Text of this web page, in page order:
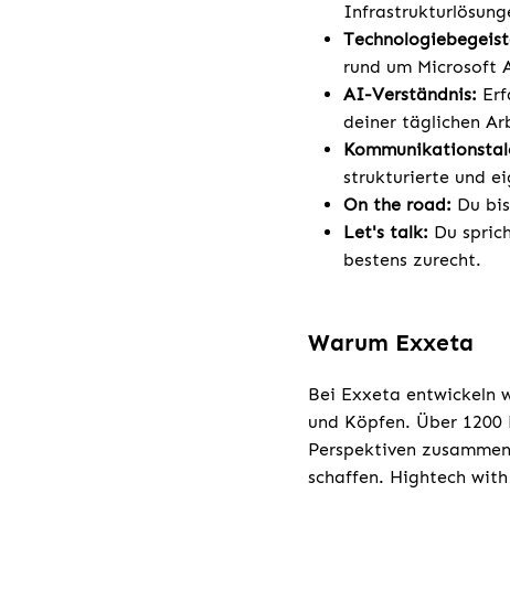
rund um Microsoft
AI-Verständnis:
deiner täglichen
strukturierte und
On the road: Du
Let's talk: Du
bestens zurecht.
Warum Exxeta
Bei Exxeta entwickeln
und Köpfen. Über
Perspektiven
schaffen. Hightech